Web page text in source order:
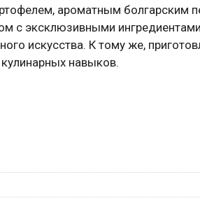
ароматным
с эксклюзивными
искусства. К тому же,
навыков.